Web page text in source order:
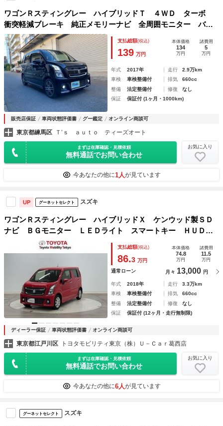
ワゴンＲスティングレー ハイブリッドＴ ４ＷＤ ターボ
衝突軽減ブレーキ 純正メモリーナビ 全周囲モニター バッ
クカメラ・サイドカメラ シートヒーター ＬＥＤヘッドライ
ト ドライブレコーダー ヘッドアップディスプレイ スマー
トキー
支払総額(税込)
139 万円
本体価格
134
万円
諸費用
5
万円
年式 2017年 走行
2.9万km
車検
車検整備付 排気
660cc
整備
法定整備付 修復
なし
保証
保証付 (1ヶ月・1000km)
販売店保証 車両状態評価書 グー鑑定 オンライン商談可
東京都練馬区 Ｔ’ｓ ａｕｔｏ ティーズオート
まずは在庫確認・見積依頼
無料通話でお問い合わせ
お気に入り
今あなたの他に1人が見ています
UP グーネットセレクト スズキ
ワゴンＲスティングレー ハイブリッドＸ ケンウッド製ＳＤ
ナビ ＢＧモニター ＬＥＤライト スマートキー ＨＵＤ
シートヒーター セキュリティアラーム ＤＶＤ再生可能 Ｓ
エネチャージ 地デジＴＶ ＥＳＰ ＥＴＣ ＡＢＳ 純正１
支払総額(税込)
86.3 万円
本体価格
74.8
万円
諸費用
11.5
万円
通常ローン 月々 13,000 円
年式 2018年 走行
3.3万km
車検
車検整備付 排気
660cc
整備
法定整備付 修復
なし
保証
保証付 (12ヶ月・走行無制限)
ディーラー保証 車両状態評価書 オンライン商談可
東京都江戸川区 トヨタモビリティ東京（株）Ｕ－Ｃａｒ葛西店
まずは在庫確認・見積依頼
無料通話でお問い合わせ
お気に入り
今あなたの他に6人が見ています
グーネットセレクト スズキ